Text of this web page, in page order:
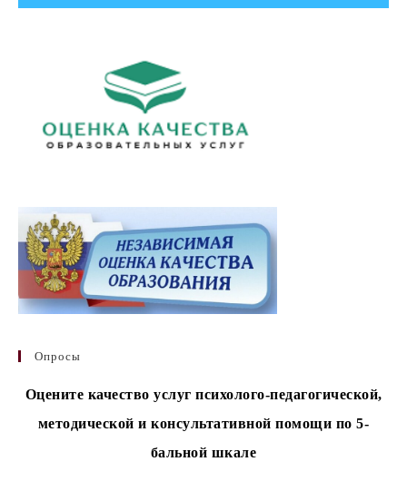
Опросы
Оцените качество услуг психолого-педагогической,
методической и консультативной помощи по 5-
бальной шкале